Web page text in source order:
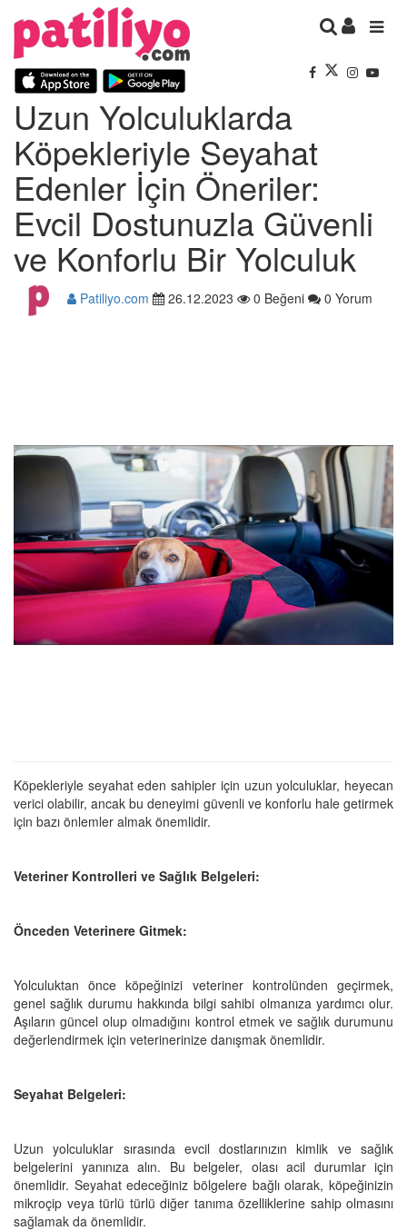
Uzun Yolculuklarda
Köpekleriyle Seyahat
Edenler İçin Öneriler:
Evcil Dostunuzla Güvenli
ve Konforlu Bir Yolculuk
Patiliyo.com 26.12.2023 0 Beğeni 0 Yorum
Köpekleriyle seyahat eden sahipler için uzun yolculuklar, heyecan
verici olabilir, ancak bu deneyimi güvenli ve konforlu hale getirmek
için bazı önlemler almak önemlidir.
Veteriner Kontrolleri ve Sağlık Belgeleri:
Önceden Veterinere Gitmek:
Yolculuktan önce köpeğinizi veteriner kontrolünden geçirmek,
genel sağlık durumu hakkında bilgi sahibi olmanıza yardımcı olur.
Aşıların güncel olup olmadığını kontrol etmek ve sağlık durumunu
değerlendirmek için veterinerinize danışmak önemlidir.
Seyahat Belgeleri:
Uzun yolculuklar sırasında evcil dostlarınızın kimlik ve sağlık
belgelerini yanınıza alın. Bu belgeler, olası acil durumlar için
önemlidir. Seyahat edeceğiniz bölgelere bağlı olarak, köpeğinizin
mikroçip veya türlü türlü diğer tanıma özelliklerine sahip olmasını
sağlamak da önemlidir.